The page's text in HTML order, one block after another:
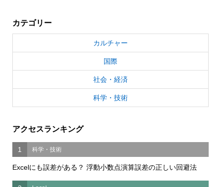
カテゴリー
カルチャー
国際
社会・経済
科学・技術
アクセスランキング
1 科学・技術
Excelにも誤差がある？ 浮動小数点演算誤差の正しい回避法